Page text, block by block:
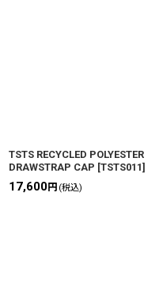
TSTS RECYCLED POLYESTER
DRAWSTRAP CAP [TSTS011]
17,600円 (税込)